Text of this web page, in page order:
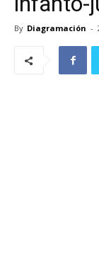
By Diagramación -